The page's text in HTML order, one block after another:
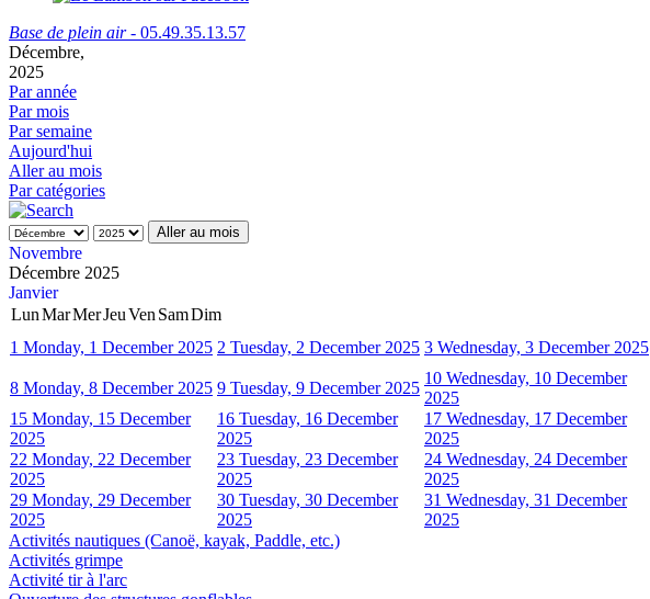
Base de plein air- 05.49.35.13.57
Décembre,
2025
Par année
Par mois
Par semaine
Aujourd'hui
Aller au mois
Par catégories
Aller au mois
Novembre
Décembre 2025
Janvier
LunMarMerJeuVen SamDim
1 Monday, 1 December 2025 2 Tuesday, 2 December 2025 3 Wednesday, 3 December 2025
8 Monday, 8 December 2025 9 Tuesday, 9 December 2025
10 Wednesday, 10 December
2025
15 Monday, 15 December
2025
16 Tuesday, 16 December
2025
17 Wednesday, 17 December
2025
22 Monday, 22 December
2025
23 Tuesday, 23 December
2025
24 Wednesday, 24 December
2025
29 Monday, 29 December
2025
30 Tuesday, 30 December
2025
31 Wednesday, 31 December
2025
Activités nautiques (Canoë, kayak, Paddle, etc.)
Activités grimpe
Activité tir à l'arc